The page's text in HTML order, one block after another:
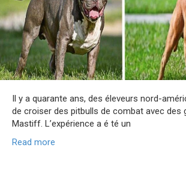
Il y a quarante ans, des éleveurs nord-
de croiser des pitbulls de combat avec des
Mastiff. L’expérience a é té un
Read more